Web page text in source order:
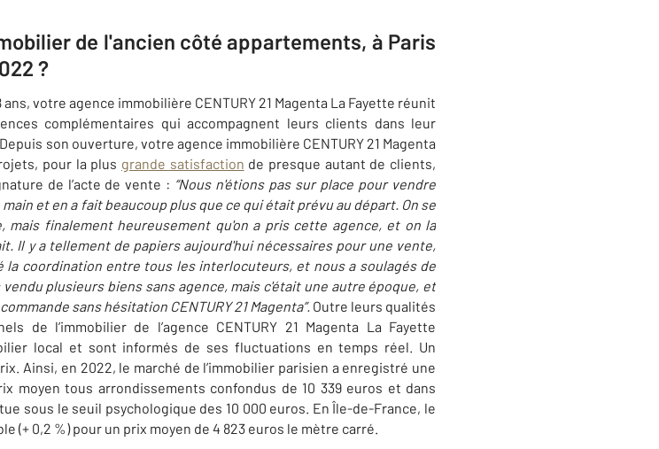
de l'ancien côté appartements, à Paris
?
votre agence immobilière CENTURY 21 Magenta La Fayette réunit
complémentaires qui accompagnent leurs clients dans leur
son ouverture, votre agence immobilière CENTURY 21 Magenta
pour la plus grande satisfaction de presque autant de clients,
de l’acte de vente : “Nous n'étions pas sur place pour vendre
et en a fait beaucoup plus que ce qui était prévu au départ. On se
mais finalement heureusement qu'on a pris cette agence, et on la
Il y a tellement de papiers aujourd'hui nécessaires pour une vente,
la coordination entre tous les interlocuteurs, et nous a soulagés de
plusieurs biens sans agence, mais c'était une autre époque, et
sans hésitation CENTURY 21 Magenta”.Outre leurs qualités
de l’immobilier de l’agence CENTURY 21 Magenta La Fayette
local et sont informés de ses fluctuations en temps réel. Un
Ainsi, en 2022, le marché de l’immobilier parisien a enregistré une
moyen tous arrondissements confondus de 10 339 euros et dans
sous le seuil psychologique des 10 000 euros. En Île-de-France, le
(+ 0,2 %) pour un prix moyen de 4 823 euros le mètre carré.